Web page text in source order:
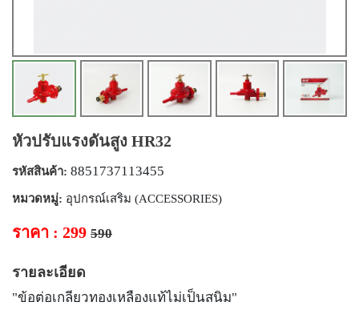
หัวปรับแรงดันสูง HR32
รหัสสินค้า: 8851737113455
หมวดหมู่: อุปกรณ์เสริม (ACCESSORIES)
ราคา : 299 590
รายละเอียด
"ข้อต่อเกลียวทองเหลืองแท้ไม่เป็นสนิม"